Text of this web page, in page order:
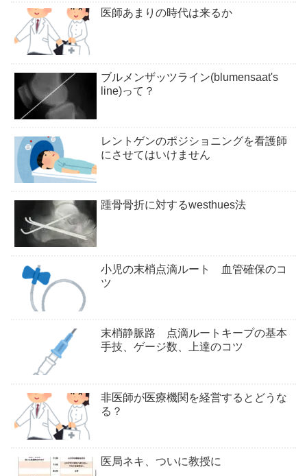
医師あまりの時代は来るか
ブルメンザッツライン(blumensaat's
line)って？
レントゲンのポジショニングを看護師
にさせてはいけません
踵骨骨折に対するwesthues法
小児の末梢点滴ルート 血管確保のコ
ツ
末梢静脈路 点滴ルートキープの基本
手技、ゲージ数、上達のコツ
非医師が医療機関を経営するとどうな
る？
医局ネキ、ついに教授に